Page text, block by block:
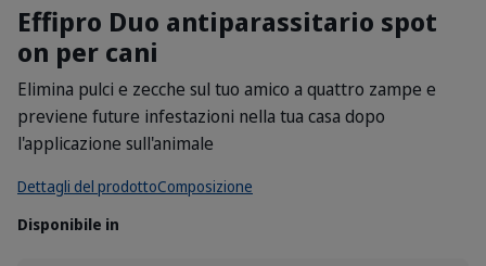
Effipro Duo antiparassitario spot
on per cani
Elimina pulci e zecche sul tuo amico a quattro zampe e
previene future infestazioni nella tua casa dopo
l'applicazione sull'animale
Dettagli del prodottoComposizione
Disponibile in